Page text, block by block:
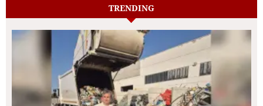
TRENDING